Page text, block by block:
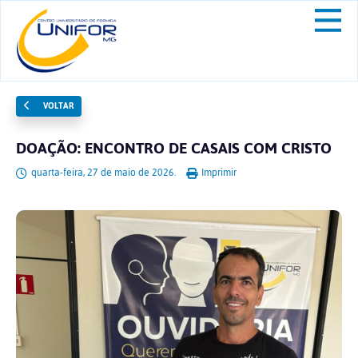
VOLTAR
DOAÇÃO: ENCONTRO DE CASAIS COM CRISTO
quarta-feira, 27 de maio de 2026. Imprimir